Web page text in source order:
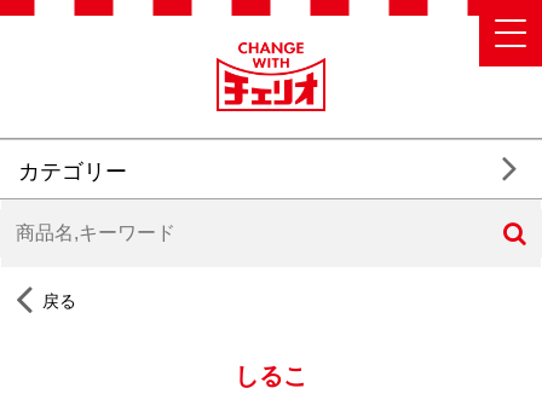
カテゴリー
戻る
しるこ